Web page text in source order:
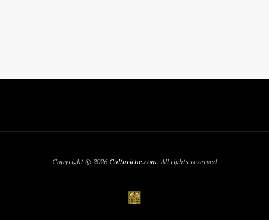
Copyright © 2026Culturiche.com. All rights reserved